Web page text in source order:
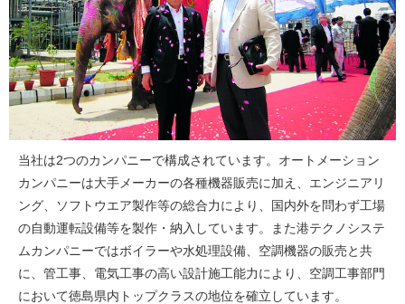
当社は2つのカンパニーで構成されています。オートメーション
カンパニーは大手メーカーの各種機器販売に加え、エンジニアリ
ング、ソフトウエア製作等の総合力により、国内外を問わず工場
の自動運転設備等を製作・納入しています。また港テクノシステ
ムカンパニーではボイラーや水処理設備、空調機器の販売と共
に、管工事、電気工事の高い設計施工能力により、空調工事部門
において徳島県内トップクラスの地位を確立しています。